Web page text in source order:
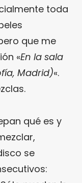
toda
que me
«En la sala
Madrid)«.
qué es y
se